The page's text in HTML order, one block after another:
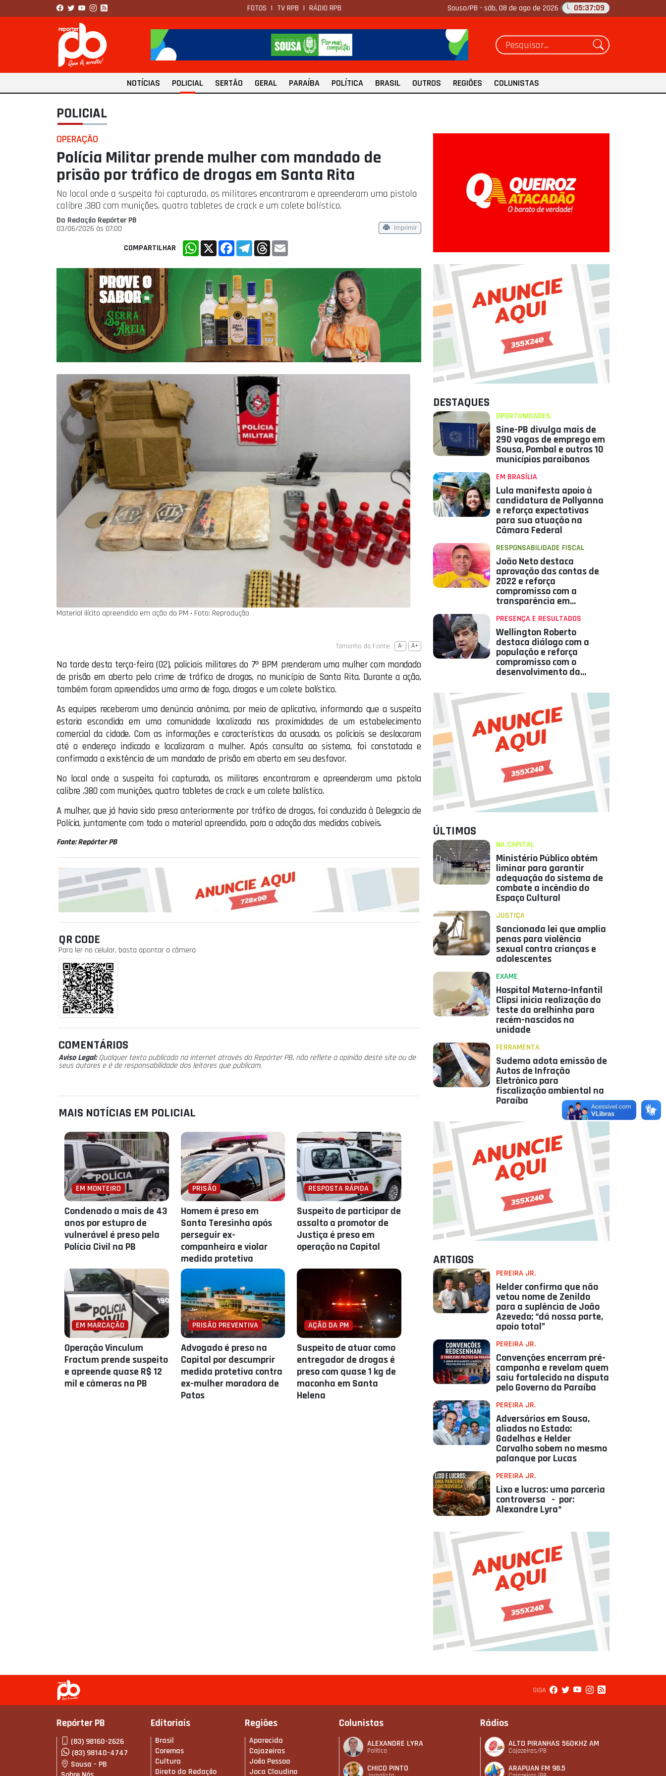
FOTOS | TV RPB | RÁDIO RPB Sousa/PB -sáb, 08 de ago de 2026 05:37:10
NOTÍCIAS POLICIAL SERTÃO GERAL PARAÍBA POLÍTICA BRASIL OUTROS REGIÕES COLUNISTAS
POLICIAL
OPERAÇÃO
Polícia Militar prende mulher com mandado de
prisão por tráfico de drogas em Santa Rita
No local onde a suspeita foi capturada, os militares encontraram e apreenderam uma pistola
calibre .380 com munições, quatro tabletes de crack e um colete balístico.
Da Redação Repórter PB
03/06/2026 às 07:00
Imprimir
COMPARTILHAR WhatsApp
X FacebookTelegramThreads
Material ilícito apreendido em ação da PM ‧ Foto: Reprodução
Tamanho da Fonte A- A+
Na tarde desta terça-feira (02), policiais militares do 7º BPM prenderam uma mulher com mandado
de prisão em aberto pelo crime de tráfico de drogas, no município de Santa Rita. Durante a ação,
também foram apreendidos uma arma de fogo, drogas e um colete balístico.
As equipes receberam uma denúncia anônima, por meio de aplicativo, informando que a suspeita
estaria escondida em uma comunidade localizada nas proximidades de um estabelecimento
comercial da cidade. Com as informações e características da acusada, os policiais se deslocaram
até o endereço indicado e localizaram a mulher. Após consulta ao sistema, foi constatada e
confirmada a existência de um mandado de prisão em aberto em seu desfavor.
No local onde a suspeita foi capturada, os militares encontraram e apreenderam uma pistola
calibre .380 com munições, quatro tabletes de crack e um colete balístico.
A mulher, que já havia sido presa anteriormente por tráfico de drogas, foi conduzida à Delegacia de
Polícia, juntamente com todo o material apreendido, para a adoção das medidas cabíveis.
Fonte: Repórter PB
QR CODE
Para ler no celular, basta apontar a câmera
COMENTÁRIOS
Aviso Legal:Qualquer texto publicado na internet através do Repórter PB, não reflete a opinião deste site ou de
seus autores e é de responsabilidade dos leitores que publicam.
MAIS NOTÍCIAS EM POLICIAL
EM MONTEIRO
Condenado a mais de 43
anos por estupro de
vulnerável é preso pela
Polícia Civil na PB
PRISÃO
Homem é preso em
Santa Teresinha após
perseguir ex-
companheira e violar
medida protetiva
RESPOSTA RÁPIDA
Suspeito de participar de
assalto a promotor de
Justiça é preso em
operação na Capital
EM MARCAÇÃO
Operação Vinculum
Fractum prende suspeito
e apreende quase R$ 12
mil e câmeras na PB
PRISÃO PREVENTIVA
Advogado é preso na
Capital por descumprir
medida protetiva contra
ex-mulher moradora de
Patos
AÇÃO DA PM
Suspeito de atuar como
entregador de drogas é
preso com quase 1 kg de
maconha em Santa
Helena
DESTAQUES
OPORTUNIDADES
Sine-PB divulga mais de
290 vagas de emprego em
Sousa, Pombal e outros 10
municípios paraibanos
EM BRASÍLIA
Lula manifesta apoio à
candidatura de Pollyanna
e reforça expectativas
para sua atuação na
Câmara Federal
RESPONSABILIDADE FISCAL
João Neto destaca
aprovação das contas de
2022 e reforça
compromisso com a
transparência em
PRESENÇA E RESULTADOS
Wellington Roberto
destaca diálogo com a
população e reforça
compromisso com o
desenvolvimento da
ÚLTIMOS
NA CAPITAL
Ministério Público obtém
liminar para garantir
adequação do sistema de
combate a incêndio do
Espaço Cultural
JUSTIÇA
Sancionada lei que amplia
penas para violência
sexual contra crianças e
adolescentes
EXAME
Hospital Materno-Infantil
Clipsi inicia realização do
teste da orelhinha para
recém-nascidos na
unidade
FERRAMENTA
Sudema adota emissão de
Autos de Infração
Eletrônico para
fiscalização ambiental na
Paraíba
ARTIGOS
PEREIRA JR.
Helder confirma que não
vetou nome de Zenildo
para a suplência de João
Azevedo; “dá nossa parte,
apoio total”
PEREIRA JR.
Convenções encerram pré-
campanha e revelam quem
saiu fortalecido na disputa
pelo Governo da Paraíba
PEREIRA JR.
Adversários em Sousa,
aliados no Estado:
Gadelhas e Helder
Carvalho sobem no mesmo
palanque por Lucas
PEREIRA JR.
Lixo e lucros: uma parceria
controversa - por:
Alexandre Lyra*
SIGA
Repórter PB
(83) 98160-2626
(83) 98140-4747
Sousa - PB
Editoriais
Brasil
Coremas
Cultura
Direto da Redação
Regiões
Aparecida
Cajazeiras
João Pessoa
Joca Claudino
Colunistas
ALEXANDRE LYRA
Política
CHICO PINTO
Rádios
ALTO PIRANHAS 560KHZ AM
Cajazeiras/PB
ARAPUAN FM 98.5